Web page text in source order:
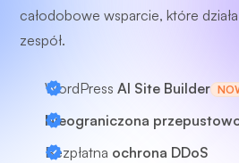
całodobowe wsparcie, które
zespół.
WordPress AI Site Builder
Nieograniczona
Bezpłatna ochrona DDoS